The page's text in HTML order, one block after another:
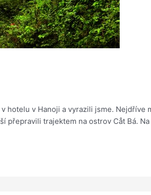
hotelu v Hanoji a vyrazili jsme. Nejdříve
přepravili trajektem na ostrov Cåt Bá. Na